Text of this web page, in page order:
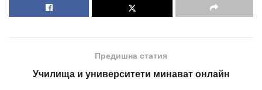
Предишна статия
Училища и университети минават онлайн